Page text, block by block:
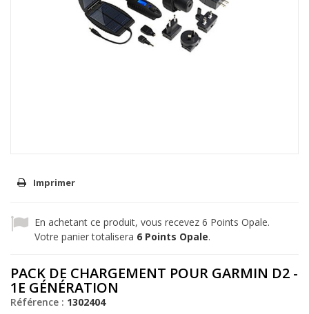
Imprimer
En achetant ce produit, vous recevez 6 Points Opale.
Votre panier totalisera 6 Points Opale.
PACK DE CHARGEMENT POUR GARMIN D2 -
1E GÉNÉRATION
Référence : 1302404